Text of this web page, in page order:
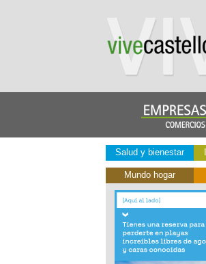
Salud y bienestar
Mundo hogar